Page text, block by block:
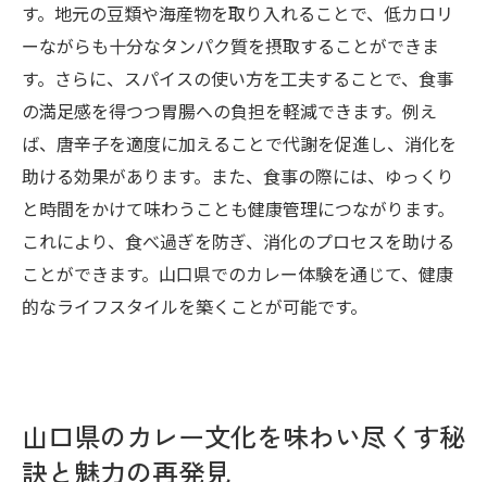
す。地元の豆類や海産物を取り入れることで、低カロリ
ーながらも十分なタンパク質を摂取することができま
す。さらに、スパイスの使い方を工夫することで、食事
の満足感を得つつ胃腸への負担を軽減できます。例え
ば、唐辛子を適度に加えることで代謝を促進し、消化を
助ける効果があります。また、食事の際には、ゆっくり
と時間をかけて味わうことも健康管理につながります。
これにより、食べ過ぎを防ぎ、消化のプロセスを助ける
ことができます。山口県でのカレー体験を通じて、健康
的なライフスタイルを築くことが可能です。
山口県のカレー文化を味わい尽くす秘
訣と魅力の再発見